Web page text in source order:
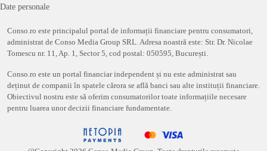
Date personale
Conso.ro este principalul portal de informații financiare pentru consumatori,
administrat de Conso Media Group SRL. Adresa noastră este: Str. Dr. Nicolae
Tomescu nr. 11, Ap. 1, Sector 5, cod postal: 050595, București.
Conso.ro este un portal financiar independent și nu este administrat sau
deținut de companii în spatele cărora se află banci sau alte instituții financiare.
Obiectivul nostru este să oferim consumatorilor toate informațiile necesare
pentru luarea unor decizii financiare fundamentate.